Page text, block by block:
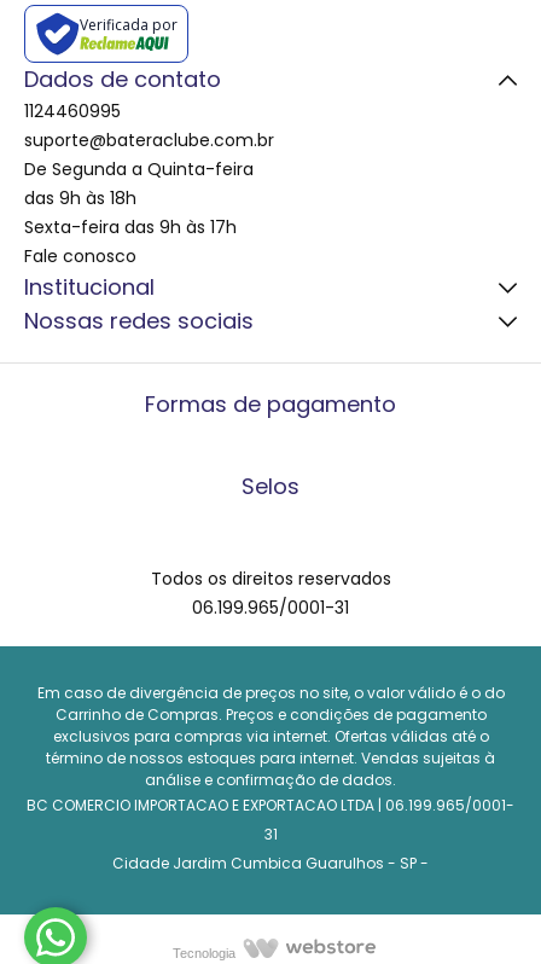
Verificada por
Dados de contato
1124460995
suporte@bateraclube.com.br
De Segunda a Quinta-feira
das 9h às 18h
Sexta-feira das 9h às 17h
Fale conosco
Institucional
Atendimento e Dúvidas
O Melhor Preço
Nossas redes sociais
Formas de pagamento
Selos
Todos os direitos reservados
06.199.965/0001-31
Em caso de divergência de preços no site, o valor válido é o do
Carrinho de Compras. Preços e condições de pagamento
exclusivos para compras via internet. Ofertas válidas até o
término de nossos estoques para internet. Vendas sujeitas à
análise e confirmação de dados.
BC COMERCIO IMPORTACAO E EXPORTACAO LTDA | 06.199.965/0001-
31
Cidade Jardim Cumbica Guarulhos - SP -
Tecnologia